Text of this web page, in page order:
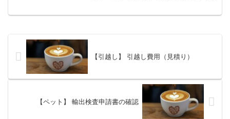
【引越し】 引越し費用（見積り）
【ペット】 輸出検査申請書の確認